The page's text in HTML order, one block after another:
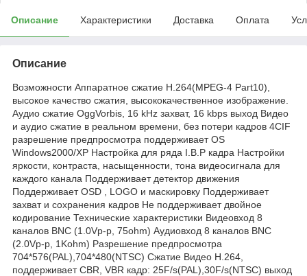
Описание Характеристики Доставка Оплата
Описание
Возможности Аппаратное сжатие H.264(MPEG-4 Part10),
высокое качество сжатия, высококачественное изображение.
Аудио сжатие OggVorbis, 16 kHz захват, 16 kbps выход Видео
и аудио сжатие в реальном времени, без потери кадров 4CIF
разрешение предпросмотра поддерживает OS
Windows2000/XP Настройка для ряда I.B.P кадра Настройки
яркости, контраста, насыщенности, тона видеосигнала для
каждого канала Поддерживает детектор движения
Поддерживает OSD , LOGO и маскировку Поддерживает
захват и сохранения кадров Не поддерживает двойное
кодирование Технические характеристики Видеовход 8
каналов BNC (1.0Vp-p, 75ohm) Аудиовход 8 каналов BNC
(2.0Vp-p, 1Kohm) Разрешение предпросмотра
704*576(PAL),704*480(NTSC) Сжатие Видео H.264,
поддерживает CBR, VBR кадр: 25F/s(PAL),30F/s(NTSC) выход